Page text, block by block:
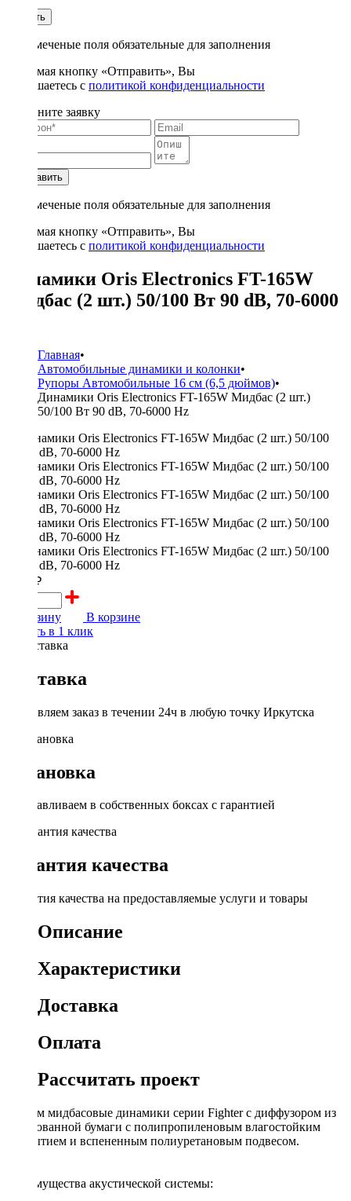
Купить
* - отмеченые поля обязательные для заполнения
Нажимая кнопку «Отправить», Вы
соглашаетесь с политикой конфиденциальности
Заполните заявку
Отправить
* - отмеченые поля обязательные для заполнения
Нажимая кнопку «Отправить», Вы
соглашаетесь с политикой конфиденциальности
Динамики Oris Electronics FT-165W
Мидбас (2 шт.) 50/100 Вт 90 dB, 70-6000
Главная•
Автомобильные динамики и колонки•
Рупоры Автомобильные 16 см (6,5 дюймов)•
Динамики Oris Electronics FT-165W Мидбас (2 шт.)
50/100 Вт 90 dB, 70-6000 Hz
4500 ₽
В корзину
В корзине
Купить в 1 клик
Доставка
Доставляем заказ в течении 24ч в любую точку Иркутска
Установка
Устанавливаем в собственных боксах с гарантией
Гарантия качества
Гарантия качества на предоставляемые услуги и товары
Описание
Характеристики
Доставка
Оплата
Рассчитать проект
16.5 см мидбасовые динамики серии Fighter с диффузором из
прессованной бумаги c полипропиленовым влагостойким
покрытием и вспененным полиуретановым подвесом.
Преимущества акустической системы: